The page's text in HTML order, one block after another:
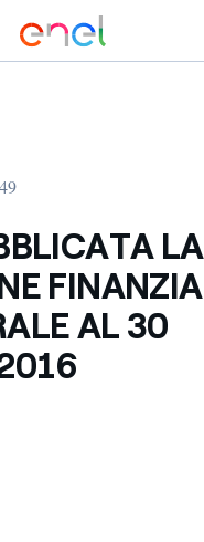
LA
AL 30